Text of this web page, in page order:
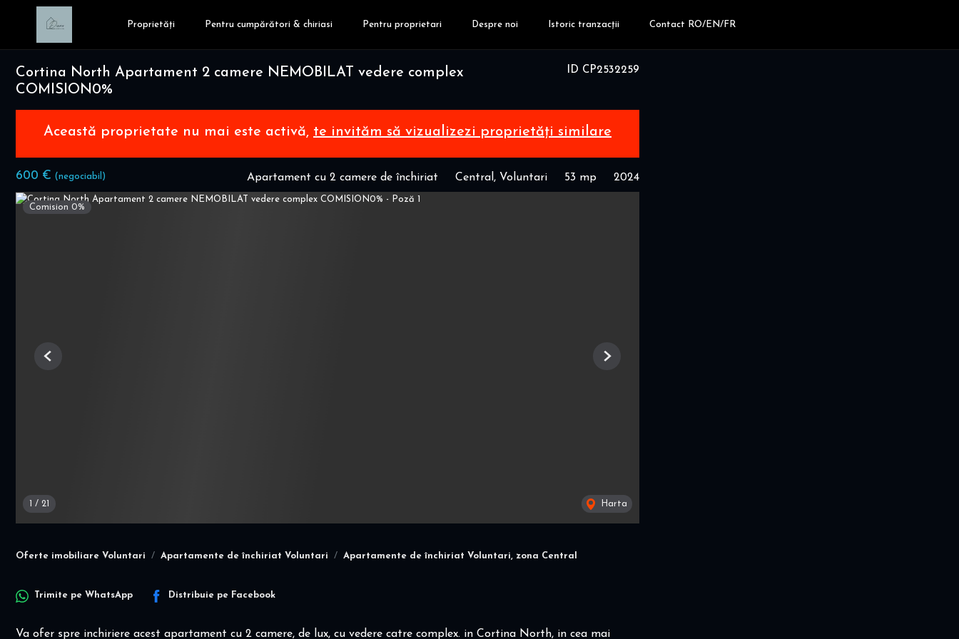
Proprietăți Pentru cumpărători & chiriasi Pentru proprietari Despre noi Istoric tranzacții Contact RO/EN/FR
ID CP2532259
Cortina North Apartament 2 camere NEMOBILAT vedere complex
COMISION0%
Această proprietate nu mai este activă, te invităm să vizualizezi proprietăți similare
600 € (negociabil) Apartament cu 2 camere de închiriat Central, Voluntari 53 mp 2024
Comision 0%
/ 21 Harta
Previous Next
Oferte imobiliare Voluntari Apartamente de închiriat Voluntari Apartamente de închiriat Voluntari, zona Central
Trimite pe WhatsApp Distribuie pe Facebook
Va ofer spre inchiriere acest apartament cu 2 camere, de lux, cu vedere catre complex. in Cortina North, in cea mai